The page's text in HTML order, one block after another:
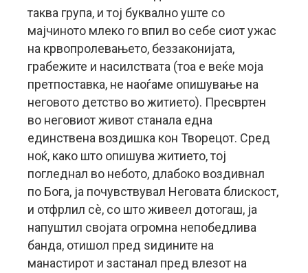
таква група, и тој буквално уште со
мајчиното млеко го впил во себе сиот ужас
на крвопролевањето, беззаконијата,
грабежите и насилствата (тоа е веќе моја
претпоставка, не наоѓаме опишување на
неговото детство во житието). Пресвртен
во неговиот живот станала една
единствена воздишка кон Творецот. Сред
ноќ, како што опишува житието, тој
погледнал во небото, длабоко воздивнал
по Бога, ја почувствувал Неговата блискост,
и отфрлил сè, со што живеел дотогаш, ја
напуштил својата огромна непобедлива
банда, отишол пред ѕидините на
манастирот и застанал пред влезот на